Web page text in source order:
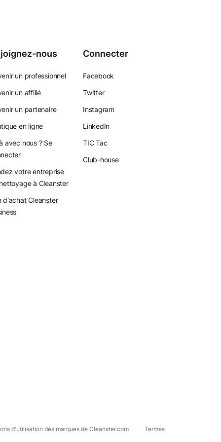
nous
un professionnel
un affilié
un partenaire
en ligne
avec nous ? Se
votre entreprise
à Cleanster
d'achat Cleanster
Connecter
Facebook
Twitter
Instagram
LinkedIn
TIC Tac
Club-house
d'utilisation des marques de Cleanster.com Termes